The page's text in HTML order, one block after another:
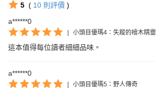
5 ( 10 則評價 )
a******0
小頭目優瑪4：失蹤的檜木精靈
這本值得每位讀者細細品味。
a******0
小頭目優瑪5：野人傳奇